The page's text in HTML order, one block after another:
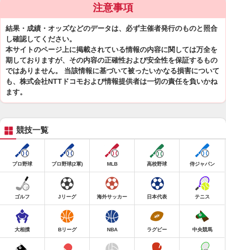
注意事項
結果・成績・オッズなどのデータは、必ず主催者発行のものと照合
し確認してください。
本サイトのページ上に掲載されている情報の内容に関しては万全を
期しておりますが、その内容の正確性および安全性を保証するもの
ではありません。 当該情報に基づいて被ったいかなる損害について
も、株式会社NTTドコモおよび情報提供者は一切の責任を負いかね
ます。
競技一覧
プロ野球 プロ野球(2軍) MLB 高校野球 侍ジャパン
ゴルフ Jリーグ 海外サッカー 日本代表 テニス
大相撲 Bリーグ NBA ラグビー 中央競馬